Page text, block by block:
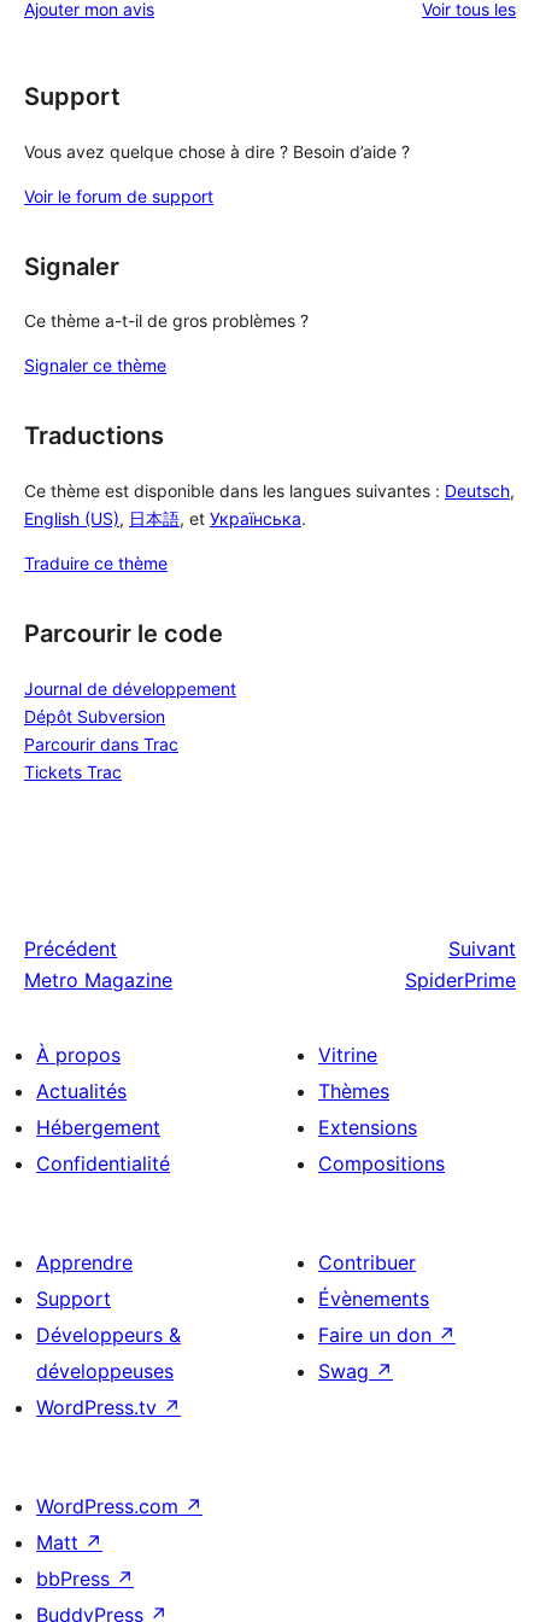
étoile
2
à
Ajouter mon avis Voir tous les
Support
Vous avez quelque chose à dire ? Besoin d’aide ?
Voir le forum de support
Signaler
Ce thème a-t-il de gros problèmes ?
Signaler ce thème
Traductions
Ce thème est disponible dans les langues suivantes : Deutsch,
English (US), 日本語, et Українська.
Traduire ce thème
Parcourir le code
Journal de développement
Dépôt Subversion
Parcourir dans Trac
Tickets Trac
Précédent
Metro Magazine
Suivant
SpiderPrime
À propos
Actualités
Hébergement
Confidentialité
Vitrine
Thèmes
Extensions
Compositions
Apprendre
Support
Développeurs &
développeuses
WordPress.tv ↗
Contribuer
Évènements
Faire un don ↗
Swag ↗
WordPress.com ↗
Matt ↗
bbPress ↗
BuddyPress ↗